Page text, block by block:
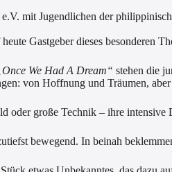
mit Jugendlichen der
Gastgeber dieses besonderen
„Once We Had A Dream“ stehen die
von Hoffnung und Träumen,
oder große Technik – ihre
bewegend. In beinah